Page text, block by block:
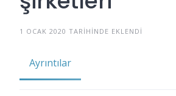
1 OCAK 2020 TARIHINDE EKLENDI
Ayrıntılar